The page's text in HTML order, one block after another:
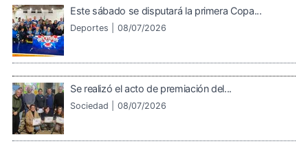
Este sábado se disputará la primera Copa...
Deportes | 08/07/2026
Se realizó el acto de premiación del...
Sociedad | 08/07/2026